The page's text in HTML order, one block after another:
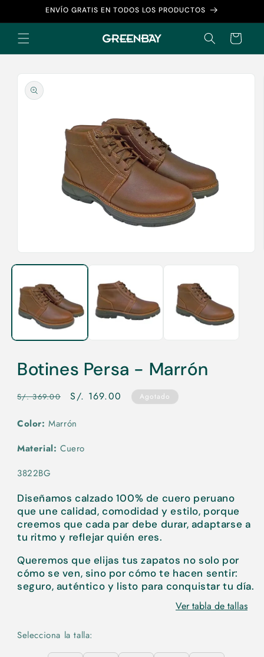
directamente
al contenido
ENVÍO GRATIS EN TODOS LOS PRODUCTOS
Carrito
directamente
información
elemento
en
una
ventana
modal
Botines Persa - Marrón
Precio
S/. 369.00
Precio
oferta
S/. 169.00 Agotado
Color: Marrón
Material: Cuero
3822BG
Diseñamos calzado 100% de cuero peruano
que une calidad, comodidad y estilo, porque
creemos que cada par debe durar, adaptarse a
tu ritmo y reflejar quién eres.
Queremos que elijas tus zapatos no solo por
cómo se ven, sino por cómo te hacen sentir:
seguro, auténtico y listo para conquistar tu día.
Ver tabla de tallas
Selecciona la talla: